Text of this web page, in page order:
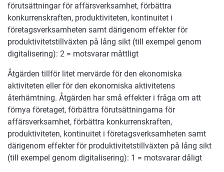
förutsättningar för affärsverksamhet, förbättra
konkurrenskraften, produktiviteten, kontinuitet i
företagsverksamheten samt därigenom effekter för
produktivitetstillväxten på lång sikt (till exempel genom
digitalisering): 2 = motsvarar måttligt
Åtgärden tillför litet mervärde för den ekonomiska
aktiviteten eller för den ekonomiska aktivitetens
återhämtning. Åtgärden har små effekter i fråga om att
förnya företaget, förbättra förutsättningarna för
affärsverksamhet, förbättra konkurrenskraften,
produktiviteten, kontinuitet i företagsverksamheten samt
därigenom effekter för produktivitetstillväxten på lång sikt
(till exempel genom digitalisering): 1 = motsvarar dåligt